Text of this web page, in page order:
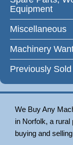
Equipment
Miscellaneous
Machinery
Previously Sold
We Buy Any
in Norfolk, a rural
buying and